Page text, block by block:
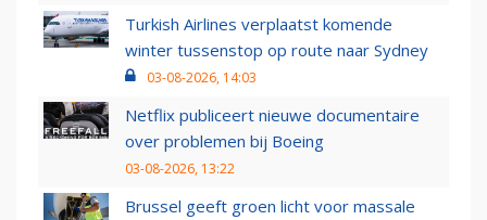
Turkish Airlines verplaatst komende
winter tussenstop op route naar Sydney
03-08-2026, 14:03
Netflix publiceert nieuwe documentaire
over problemen bij Boeing
03-08-2026, 13:22
Brussel geeft groen licht voor massale